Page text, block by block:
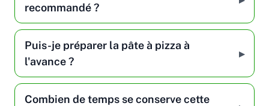
recommandé ?
Puis-je préparer la pâte à pizza à
l'avance ?
Combien de temps se conserve cette